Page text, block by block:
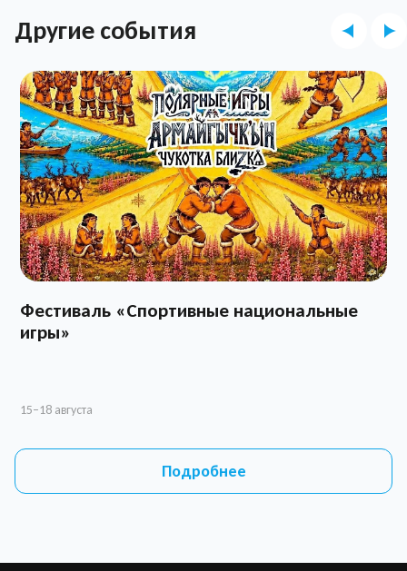
Другие события
Фестиваль «Спортивные национальные
игры»
15–18 августа
Подробнее